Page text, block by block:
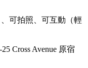
可拍照、 可互動（輕
Cross Avenue 原宿